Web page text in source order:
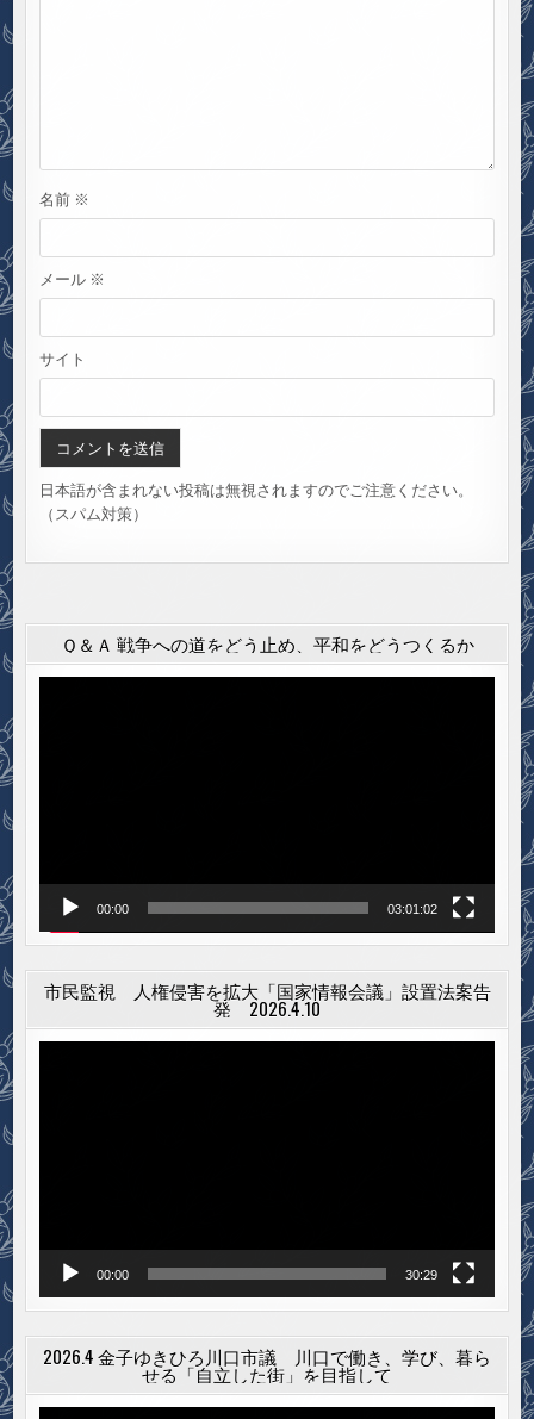
名前 ※
メール ※
サイト
日本語が含まれない投稿は無視されますのでご注意ください。
（スパム対策）
Ｑ＆Ａ 戦争への道をどう止め、平和をどうつくるか
00:00 03:01:02
市民監視 人権侵害を拡大「国家情報会議」設置法案告
発 2026.4.10
00:00 30:29
2026.4 金子ゆきひろ川口市議 川口で働き、学び、暮ら
せる「自立した街」を目指して